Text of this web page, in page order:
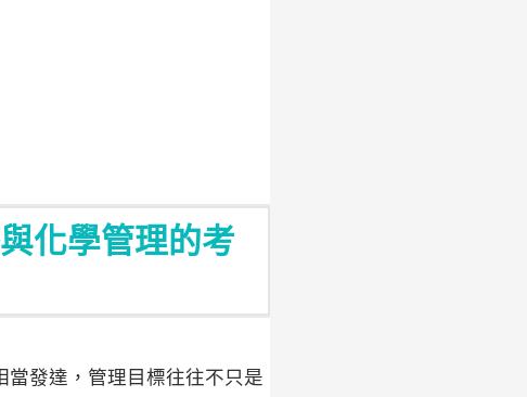
化學管理的考
發達，管理目標往往不只是